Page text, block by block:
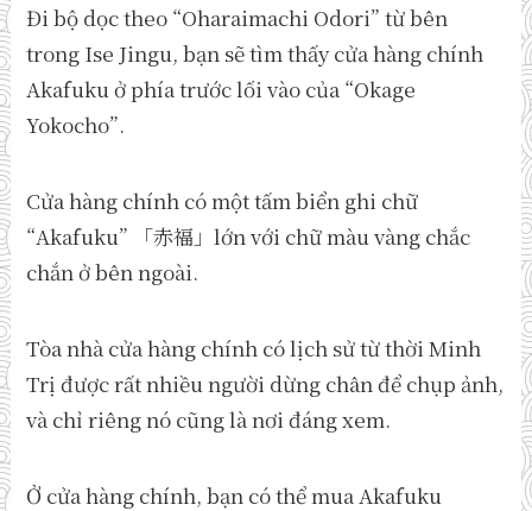
Đi bộ dọc theo “Oharaimachi Odori” từ bên
trong Ise Jingu, bạn sẽ tìm thấy cửa hàng chính
Akafuku ở phía trước lối vào của “Okage
Yokocho”.
Cửa hàng chính có một tấm biển ghi chữ
“Akafuku” 「赤福」lớn với chữ màu vàng chắc
chắn ở bên ngoài.
Tòa nhà cửa hàng chính có lịch sử từ thời Minh
Trị được rất nhiều người dừng chân để chụp ảnh,
và chỉ riêng nó cũng là nơi đáng xem.
Ở cửa hàng chính, bạn có thể mua Akafuku